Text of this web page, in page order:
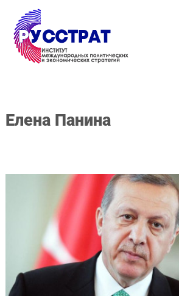
Перейти к основному содержанию
Елена Панина